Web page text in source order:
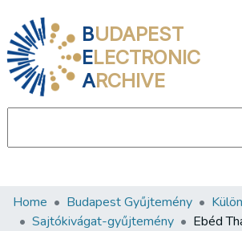
BUDAPEST
ELECTRONIC
ARCHIVE
Communities & Collections
Home Budapest Gyűjtemény
Sajtókivágat-gyűjtemény
Ebéd